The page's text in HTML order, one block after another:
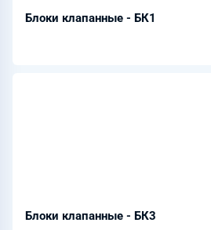
Блоки клапанные - БК1
Блоки клапанные - БК3